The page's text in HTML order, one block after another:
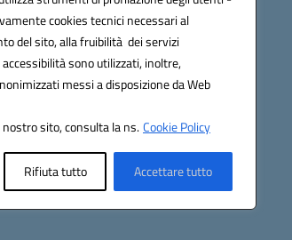
cookies tecnici necessari al
del sito, alla fruibilità dei servizi
sono utilizzati, inoltre,
messi a disposizione da Web
nostro sito, consulta la ns.Cookie Policy
Rifiuta tutto Accettare tutto